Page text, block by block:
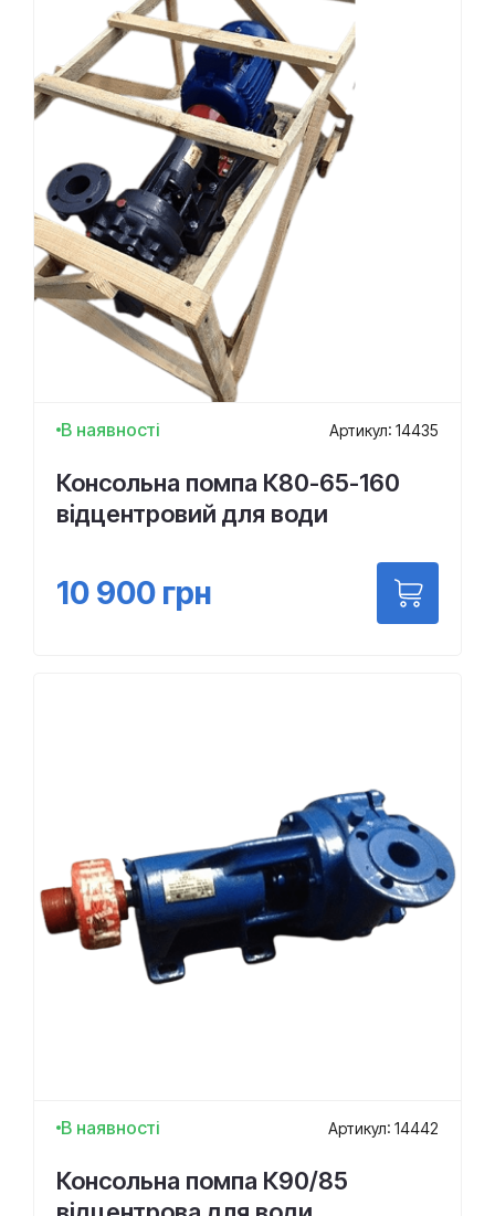
В наявності Артикул: 14435
Консольна помпа К80-65-160
відцентровий для води
10 900 грн
В наявності Артикул: 14442
Консольна помпа К90/85